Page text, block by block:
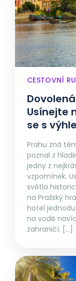
CESTOVNÍ
Usínejte
se s
Prahu zná
poznal z
jedny z
vzpomínek.
světla
na Pražský
hotel
na vodě
zahraničí. […]